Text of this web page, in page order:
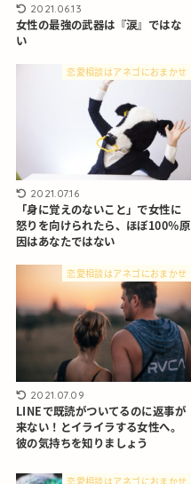
2021.06.13
女性の最強の武器は『涙』ではな
い
恋愛相談はアネゴにおまかせ
2021.07.16
「身に覚えのないこと」で女性に
怒りを向けられたら、ほぼ100％原
因はあなたではない
恋愛相談はアネゴにおまかせ
2021.07.09
LINEで既読がついてるのに返事が
来ない！とイライラする女性へ。
彼の気持ちを知りましょう
恋愛相談はアネゴにおまかせ